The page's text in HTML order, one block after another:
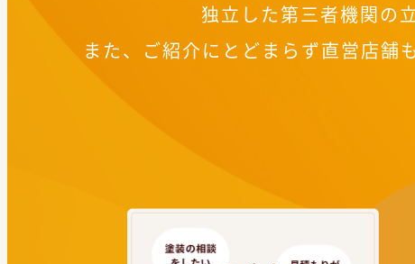
独立した第三者機関の
また、ご紹介にとどまらず直営店舗